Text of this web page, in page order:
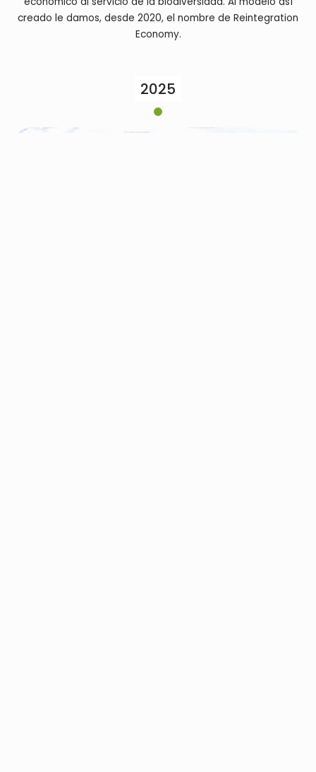
creado le damos, desde 2020, el nombre de Reintegration
Economy.
2025